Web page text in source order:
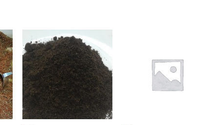
de
prix :
20.00€
à
125.00€plusieurs
variations.
options